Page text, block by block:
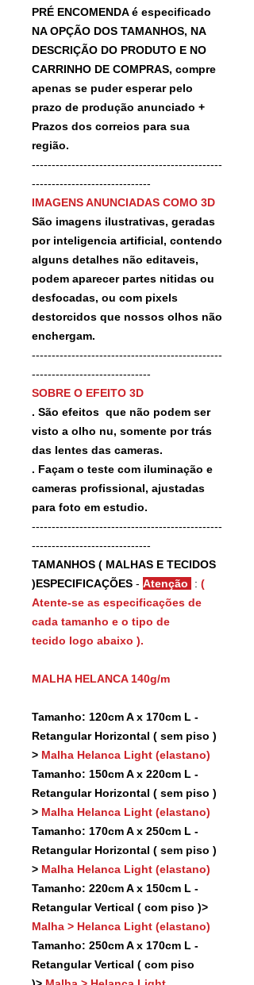
PRÉ ENCOMENDA é especificado
NA OPÇÃO DOS TAMANHOS, NA
DESCRIÇÃO DO PRODUTO E NO
CARRINHO DE COMPRAS, compre
apenas se puder esperar pelo
prazo de produção anunciado +
Prazos dos correios para sua
região.
------------------------------------------------
------------------------------
IMAGENS ANUNCIADAS COMO 3D
São imagens ilustrativas, geradas
por inteligencia artificial, contendo
alguns detalhes não editaveis,
podem aparecer partes nitidas ou
desfocadas, ou com pixels
destorcidos que nossos olhos não
enchergam.
------------------------------------------------
------------------------------
SOBRE O EFEITO 3D
. São efeitos que não podem ser
visto a olho nu, somente por trás
das lentes das cameras.
. Façam o teste com iluminação e
cameras profissional, ajustadas
para foto em estudio.
------------------------------------------------
------------------------------
TAMANHOS ( MALHAS E TECIDOS
)ESPECIFICAÇÕES - Atenção : (
Atente-se as especificações de
cada tamanho e o tipo de
tecido logo abaixo ).
MALHA HELANCA 140g/m
Tamanho: 120cm A x 170cm L -
Retangular Horizontal ( sem piso )
> Malha Helanca Light (elastano)
Tamanho: 150cm A x 220cm L -
Retangular Horizontal ( sem piso )
> Malha Helanca Light (elastano)
Tamanho: 170cm A x 250cm L -
Retangular Horizontal ( sem piso )
> Malha Helanca Light (elastano)
Tamanho: 220cm A x 150cm L -
Retangular Vertical ( com piso )>
Malha > Helanca Light (elastano)
Tamanho: 250cm A x 170cm L -
Retangular Vertical ( com piso